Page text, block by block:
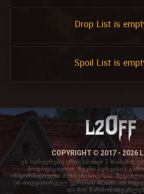
Drop List is
Spoil List is
COPYRIGHT © 2017 - 2026
ეს სერვერები არის Lineage 2 თამაშის
მოდიფიკაციით. ჩვენი სერვისის
ინფორმაციული მიზნებისთვისაა.
ის თავდაპირველ ვერსიას NCsoft- ის
და მის